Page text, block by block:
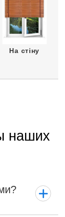
На стіну
наших